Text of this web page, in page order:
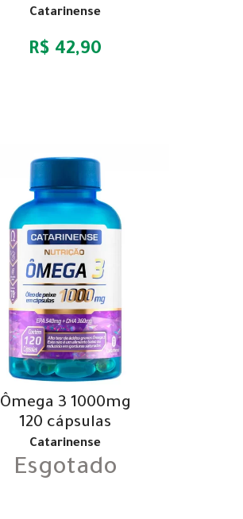
Catarinense
R$ 42,90
Ômega 3 1000mg
120 cápsulas
Catarinense
Esgotado